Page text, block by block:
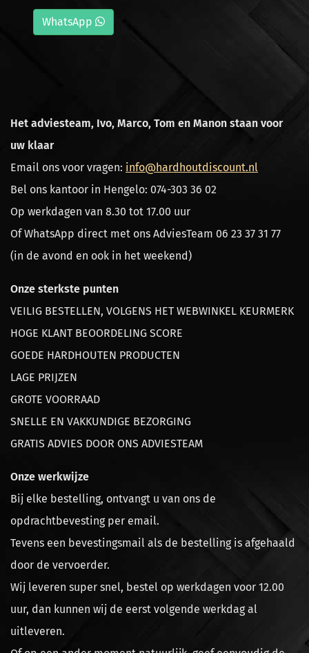
WhatsApp
Het adviesteam, Ivo, Marco, Tom en Manon staan voor
uw klaar
Email ons voor vragen: info@hardhoutdiscount.nl
Bel ons kantoor in Hengelo: 074-303 36 02
Op werkdagen van 8.30 tot 17.00 uur
Of WhatsApp direct met ons AdviesTeam 06 23 37 31 77
(in de avond en ook in het weekend)
Onze sterkste punten
VEILIG BESTELLEN, VOLGENS HET WEBWINKEL KEURMERK
HOGE KLANT BEOORDELING SCORE
GOEDE HARDHOUTEN PRODUCTEN
LAGE PRIJZEN
GROTE VOORRAAD
SNELLE EN VAKKUNDIGE BEZORGING
GRATIS ADVIES DOOR ONS ADVIESTEAM
Onze werkwijze
Bij elke bestelling, ontvangt u van ons de
opdrachtbevesting per email.
Tevens een bevestingsmail als de bestelling is afgehaald
door de vervoerder.
Wij leveren super snel, bestel op werkdagen voor 12.00
uur, dan kunnen wij de eerst volgende werkdag al
uitleveren.